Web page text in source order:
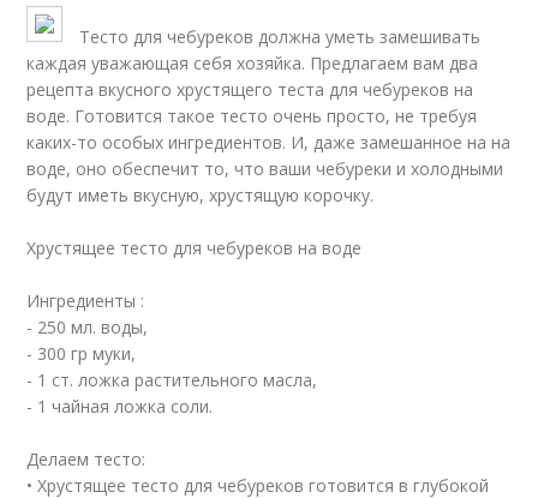
Тесто для чебуреков должна уметь замешивать
каждая уважающая себя хозяйка. Предлагаем вам два
рецепта вкусного хрустящего теста для чебуреков на
воде. Готовится такое тесто очень просто, не требуя
каких-то особых ингредиентов. И, даже замешанное на на
воде, оно обеспечит то, что ваши чебуреки и холодными
будут иметь вкусную, хрустящую корочку.
Хрустящее тесто для чебуреков на воде
Ингредиенты :
- 250 мл. воды,
- 300 гр муки,
- 1 ст. ложка растительного масла,
- 1 чайная ложка соли.
Делаем тесто:
• Хрустящее тесто для чебуреков готовится в глубокой